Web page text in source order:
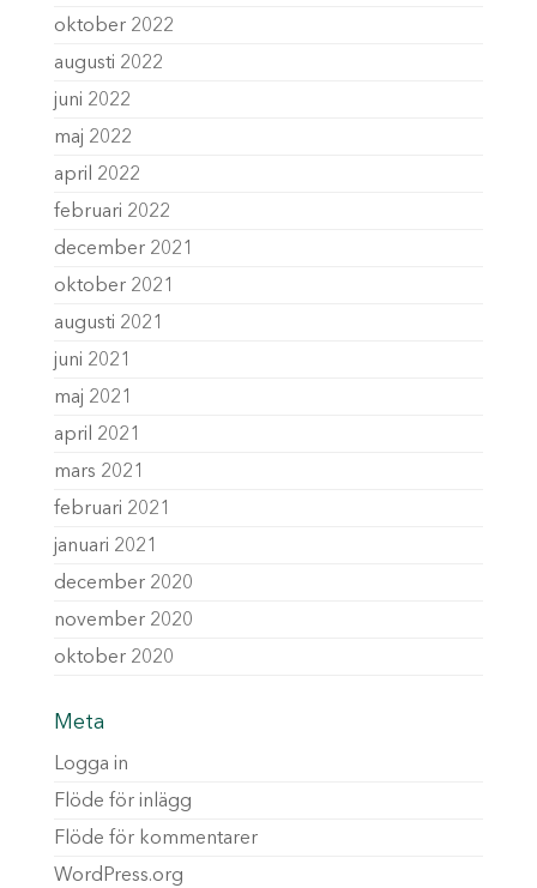
oktober 2022
augusti 2022
juni 2022
maj 2022
april 2022
februari 2022
december 2021
oktober 2021
augusti 2021
juni 2021
maj 2021
april 2021
mars 2021
februari 2021
januari 2021
december 2020
november 2020
oktober 2020
Meta
Logga in
Flöde för inlägg
Flöde för kommentarer
WordPress.org